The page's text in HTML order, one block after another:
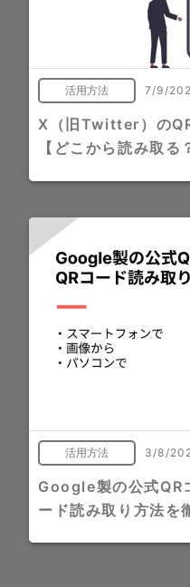
活用方法 7/9/
X（旧Twitter）の
【どこから読み取る
活用方法 3/8/
Google製の公式QR
ード読み取り方法を